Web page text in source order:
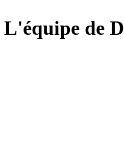
L'équipe de